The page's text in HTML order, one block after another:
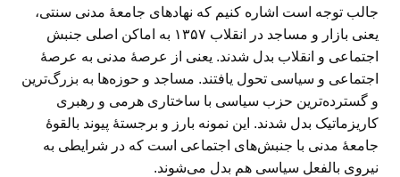
جالب توجه است اشاره کنیم که نهادهای جامعهٔ مدنی سنتی،
یعنی بازار و مساجد در انقلاب ۱۳۵۷ به اماکن اصلی جنبش
اجتماعی و انقلاب بدل شدند. یعنی از عرصهٔ مدنی به عرصهٔ
اجتماعی و سیاسی تحول یافتند. مساجد و حوزه‌ها به بزرگ‌ترین
و گسترده‌ترین حزب سیاسی با ساختاری هرمی و رهبری
کاریزماتیک بدل شدند. این نمونه بارز و برجستهٔ پیوند بالقوهٔ
جامعهٔ مدنی با جنبش‌های اجتماعی است که در شرایطی به
نیروی بالفعل سیاسی هم بدل می‌شوند.